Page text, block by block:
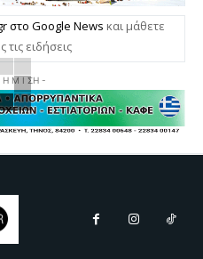
στο Google News και μάθετε
ειδήσεις
Η Μ Ι ΣΗ -